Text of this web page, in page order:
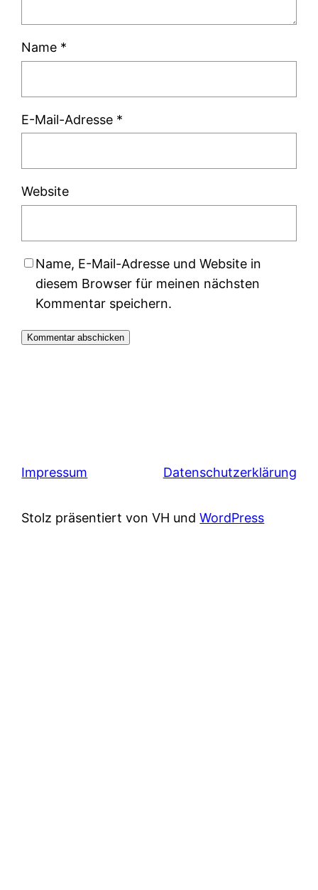
Name *
E-Mail-Adresse *
Website
Name, E-Mail-Adresse und Website in
diesem Browser für meinen nächsten
Kommentar speichern.
Impressum Datenschutzerklärung
Stolz präsentiert von VH undWordPress